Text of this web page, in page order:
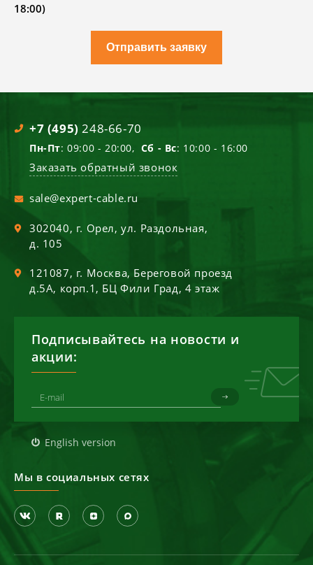
18:00)
Отправить заявку
+7 (495) 248-66-70
Пн-Пт: 09:00 - 20:00, Сб - Вс: 10:00 - 16:00
Заказать обратный звонок
sale@expert-cable.ru
302040, г. Орел,ул. Раздольная,
д. 105
121087, г. Москва, Береговой проезд
д.5А, корп.1, БЦ Фили Град, 4 этаж
Подписывайтесь на новости и
акции:
English version
Мы в социальных сетях